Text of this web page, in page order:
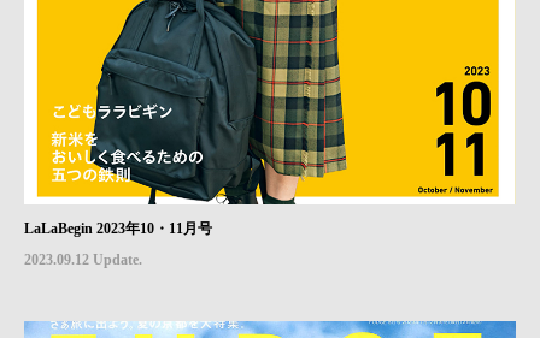
LaLaBegin 2023年10・11月号
2023.09.12 Update.